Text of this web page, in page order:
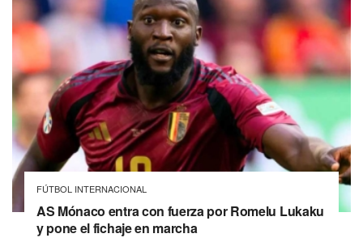
FÚTBOL INTERNACIONAL
AS Mónaco entra con fuerza por Romelu Lukaku
y pone el fichaje en marcha